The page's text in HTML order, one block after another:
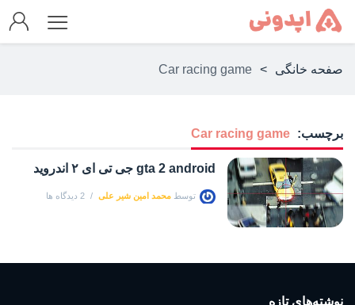
صفحه خانگی >
Car racing game
برچسب: Car racing game
gta 2 android جی تی ای ۲ اندروید
توسط محمد امین شیر علی 2 دیدگاه ها
نوشته‌های تازه